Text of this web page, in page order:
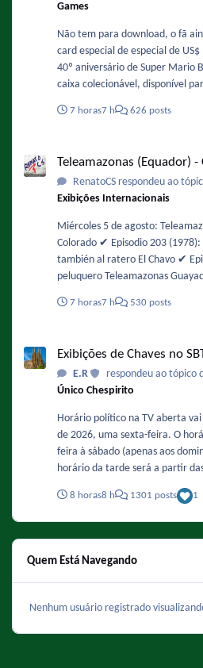
Games
Não tem para download, o fã
card especial de especial de
40º aniversário de Super Mario
caixa colecionável, disponível
7 horas7 h 626 posts
Teleamazonas (Equador) -
RenatoCS respondeu ao
Exibições Internacionais
Miércoles 5 de agosto: Teleamazonas Nacional Chapulín
Colorado ✔️ Episodio 203 (1978): Dinero llama a dinero, pero
también al ratero El Chavo ✔️ Episodio 18 (1973): El bolero y el
peluquero Teleamazonas Guayaquil Chapulín Colorado ✔️
mismo chapulines con agua, que
7 horas7 h 530 posts
Exibições de Chaves no
E.R respondeu ao tópico
Único Chespirito
Horário político na TV aberta
de 2026, uma sexta-feira. O
feira à sábado (apenas aos
horário da tarde será a partir
deverão ter a duração reduzida
Horário Eleitoral 13:25 Chaves
14:10 Novela mexicana 15:30
mexicana 17:45 Novela
22:00 Programa do Ratinho
8 horas8 h 1301 posts 1
Quem Está Navegando
Nenhum usuário registrado